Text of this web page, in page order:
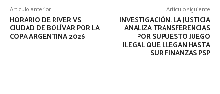
Artículo anterior
HORARIO DE RIVER VS.
CIUDAD DE BOLÍVAR POR LA
COPA ARGENTINA 2026
Artículo siguiente
INVESTIGACIÓN. LA JUSTICIA
ANALIZA TRANSFERENCIAS
POR SUPUESTO JUEGO
ILEGAL QUE LLEGAN HASTA
SUR FINANZAS PSP